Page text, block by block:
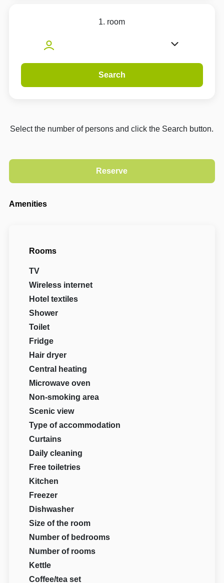
1. room
Search
Select the number of persons and click the Search button.
Amenities
Rooms
TV
Wireless internet
Hotel textiles
Shower
Toilet
Fridge
Hair dryer
Central heating
Microwave oven
Non-smoking area
Scenic view
Type of accommodation
Curtains
Daily cleaning
Free toiletries
Kitchen
Freezer
Dishwasher
Size of the room
Number of bedrooms
Number of rooms
Kettle
Coffee/tea set